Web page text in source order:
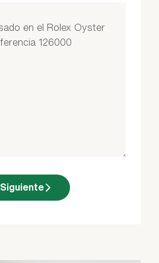
Siguiente